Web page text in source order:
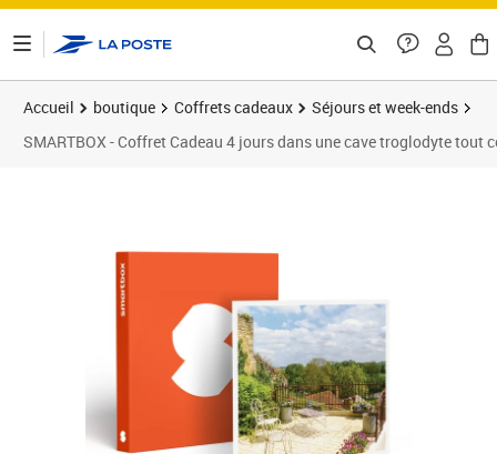
Accueil boutique Coffrets cadeaux
Séjours et week-ends
SMARTBOX - Coffret Cadeau 4 jours dans une cave troglodyte tout